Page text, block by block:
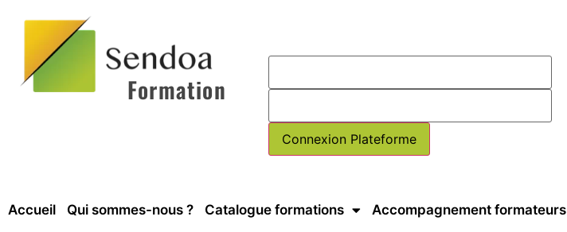
Formation
Accueil Qui sommes-nous ? Catalogue formations Accompagnement formateurs